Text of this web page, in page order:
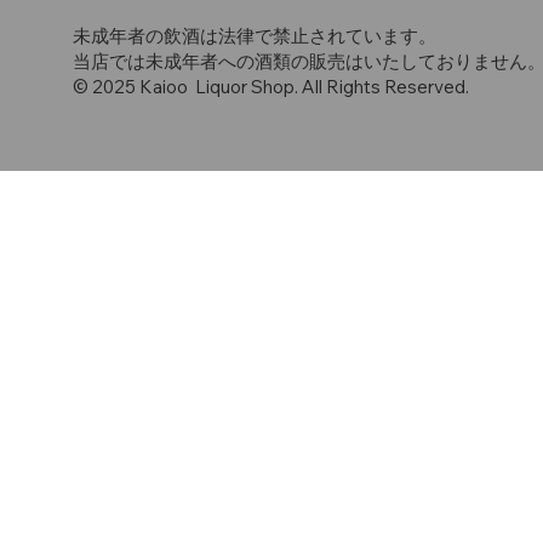
未成年者の飲酒は法律で禁止されています。
当店では未成年者への酒類の販売はいたしておりません
© 2025 Kaioo Liquor Shop. All Rights Reserved.